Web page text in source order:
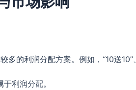
的利润分配方案。例如，“10送10”
利润分配。